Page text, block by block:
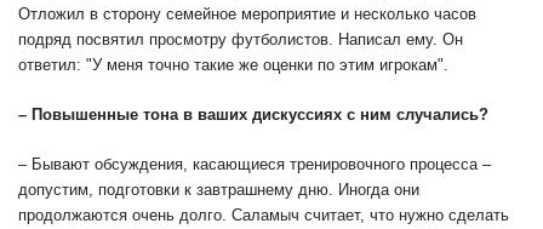
Отложил в сторону семейное мероприятие и несколько часов
подряд посвятил просмотру футболистов. Написал ему. Он
ответил: "У меня точно такие же оценки по этим игрокам".
– Повышенные тона в ваших дискуссиях с ним случались?
– Бывают обсуждения, касающиеся тренировочного процесса –
допустим, подготовки к завтрашнему дню. Иногда они
продолжаются очень долго. Саламыч считает, что нужно сделать